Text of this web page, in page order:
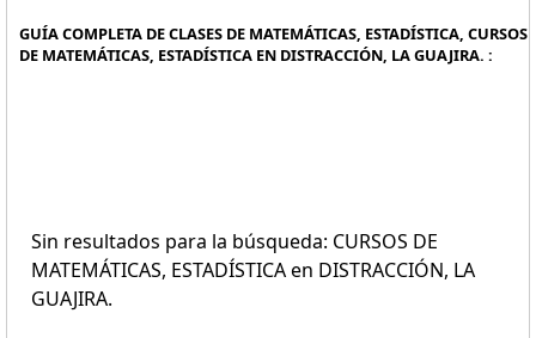
GUÍA COMPLETA DE CLASES DE MATEMÁTICAS, ESTADÍSTICA, CURSOS
DE MATEMÁTICAS, ESTADÍSTICA EN DISTRACCIÓN, LA GUAJIRA. :
Sin resultados para la búsqueda: CURSOS DE
MATEMÁTICAS, ESTADÍSTICA en DISTRACCIÓN, LA
GUAJIRA.